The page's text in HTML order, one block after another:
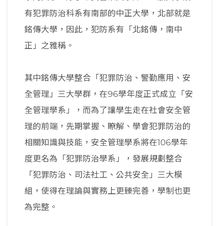
有犯罪防治科系有南部的中正大學，北部就是
銘傳大學，因此，犯防系有「北銘傳，南中
正」之雅稱。
其中銘傳大學整合「犯罪防治、警勤應用、安
全管理」三大學群，在96學年度正式成立「安
全管理學系」，而為了讓學生走在社會安全管
理的前端，先期掌握、瞭解、學會犯罪防治的
相關知識與技能，安全管理學系將在106學年
度更名為「犯罪防治學系」，發展規劃整合
「犯罪防治、司法社工、公共安全」三大模
組，使得在理論與實務上更臻完善，學制也更
為完整。